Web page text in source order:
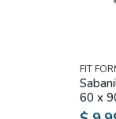
FIT
60 x